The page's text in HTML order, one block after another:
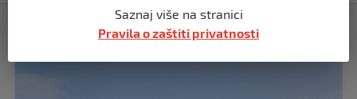
Saznaj više na stranici
Pravila o zaštiti privatnosti